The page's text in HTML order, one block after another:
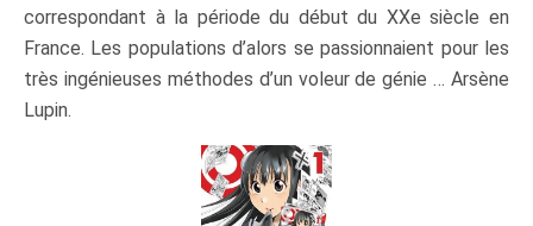
correspondant à la période du début du XXe siècle en
France. Les populations d’alors se passionnaient pour les
très ingénieuses méthodes d’un voleur de génie … Arsène
Lupin.